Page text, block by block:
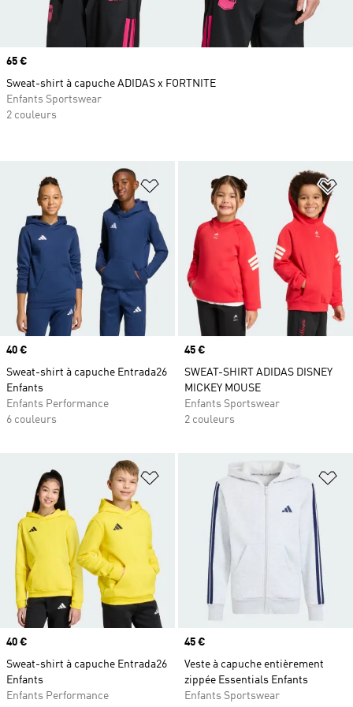
Ajouter à la Liste de produits
Prix
40 €
Sweat-shirt à capuche Entrada26
Enfants
Enfants Performance
6 couleurs
Prix
45 €
SWEAT-SHIRT ADIDAS DISNEY
MICKEY MOUSE
Enfants Sportswear
2 couleurs
Ajouter à la Liste de produits
Prix
40 €
Sweat-shirt à capuche Entrada26
Enfants
Enfants Performance
Prix
45 €
Veste à capuche entièrement
zippée Essentials Enfants
Enfants Sportswear
Prix
65 €
Sweat-shirt à capuche ADIDAS x FORTNITE
Enfants Sportswear
2 couleurs